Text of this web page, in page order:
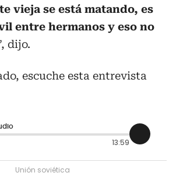
vieja se está matando, es
entre hermanos y eso no
dijo.
escuche esta entrevista
13:59
Unión soviética